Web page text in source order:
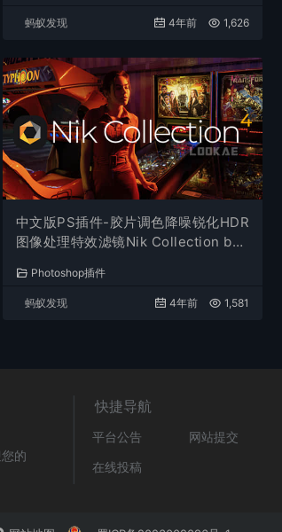
蚂蚁发现 4年前 1,626
中文版PS插件-胶片调色降噪锐化HDR
图像处理特效滤镜Nik Collection by
Photoshop插件
蚂蚁发现 4年前 1,581
的
快捷导航
平台公告
网站提交
在线投稿